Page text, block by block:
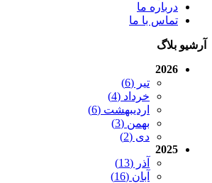
درباره ما
تماس با ما
آرشیو بلاگ
2026
تیر (6)
خرداد (4)
اردیبهشت (6)
بهمن (3)
دی (2)
2025
آذر (13)
آبان (16)